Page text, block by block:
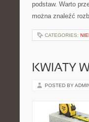
podstaw. Warto
można znaleźć
CATEGORIES:
KWIATY
POSTED BY